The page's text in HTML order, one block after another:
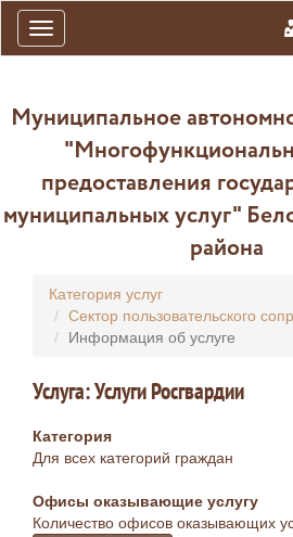
Toggle
navigation
Муниципальное
предоставления
муниципальных услуг"
района
Категория услуг
Сектор пользовательского
Информация об услуге
Услуга: Услуги Росгвардии
Категория
Для всех категорий граждан
Офисы оказывающие услугу
Количество офисов оказывающих